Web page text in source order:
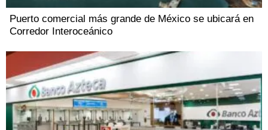
Puerto comercial más grande de México se ubicará en
Corredor Interoceánico